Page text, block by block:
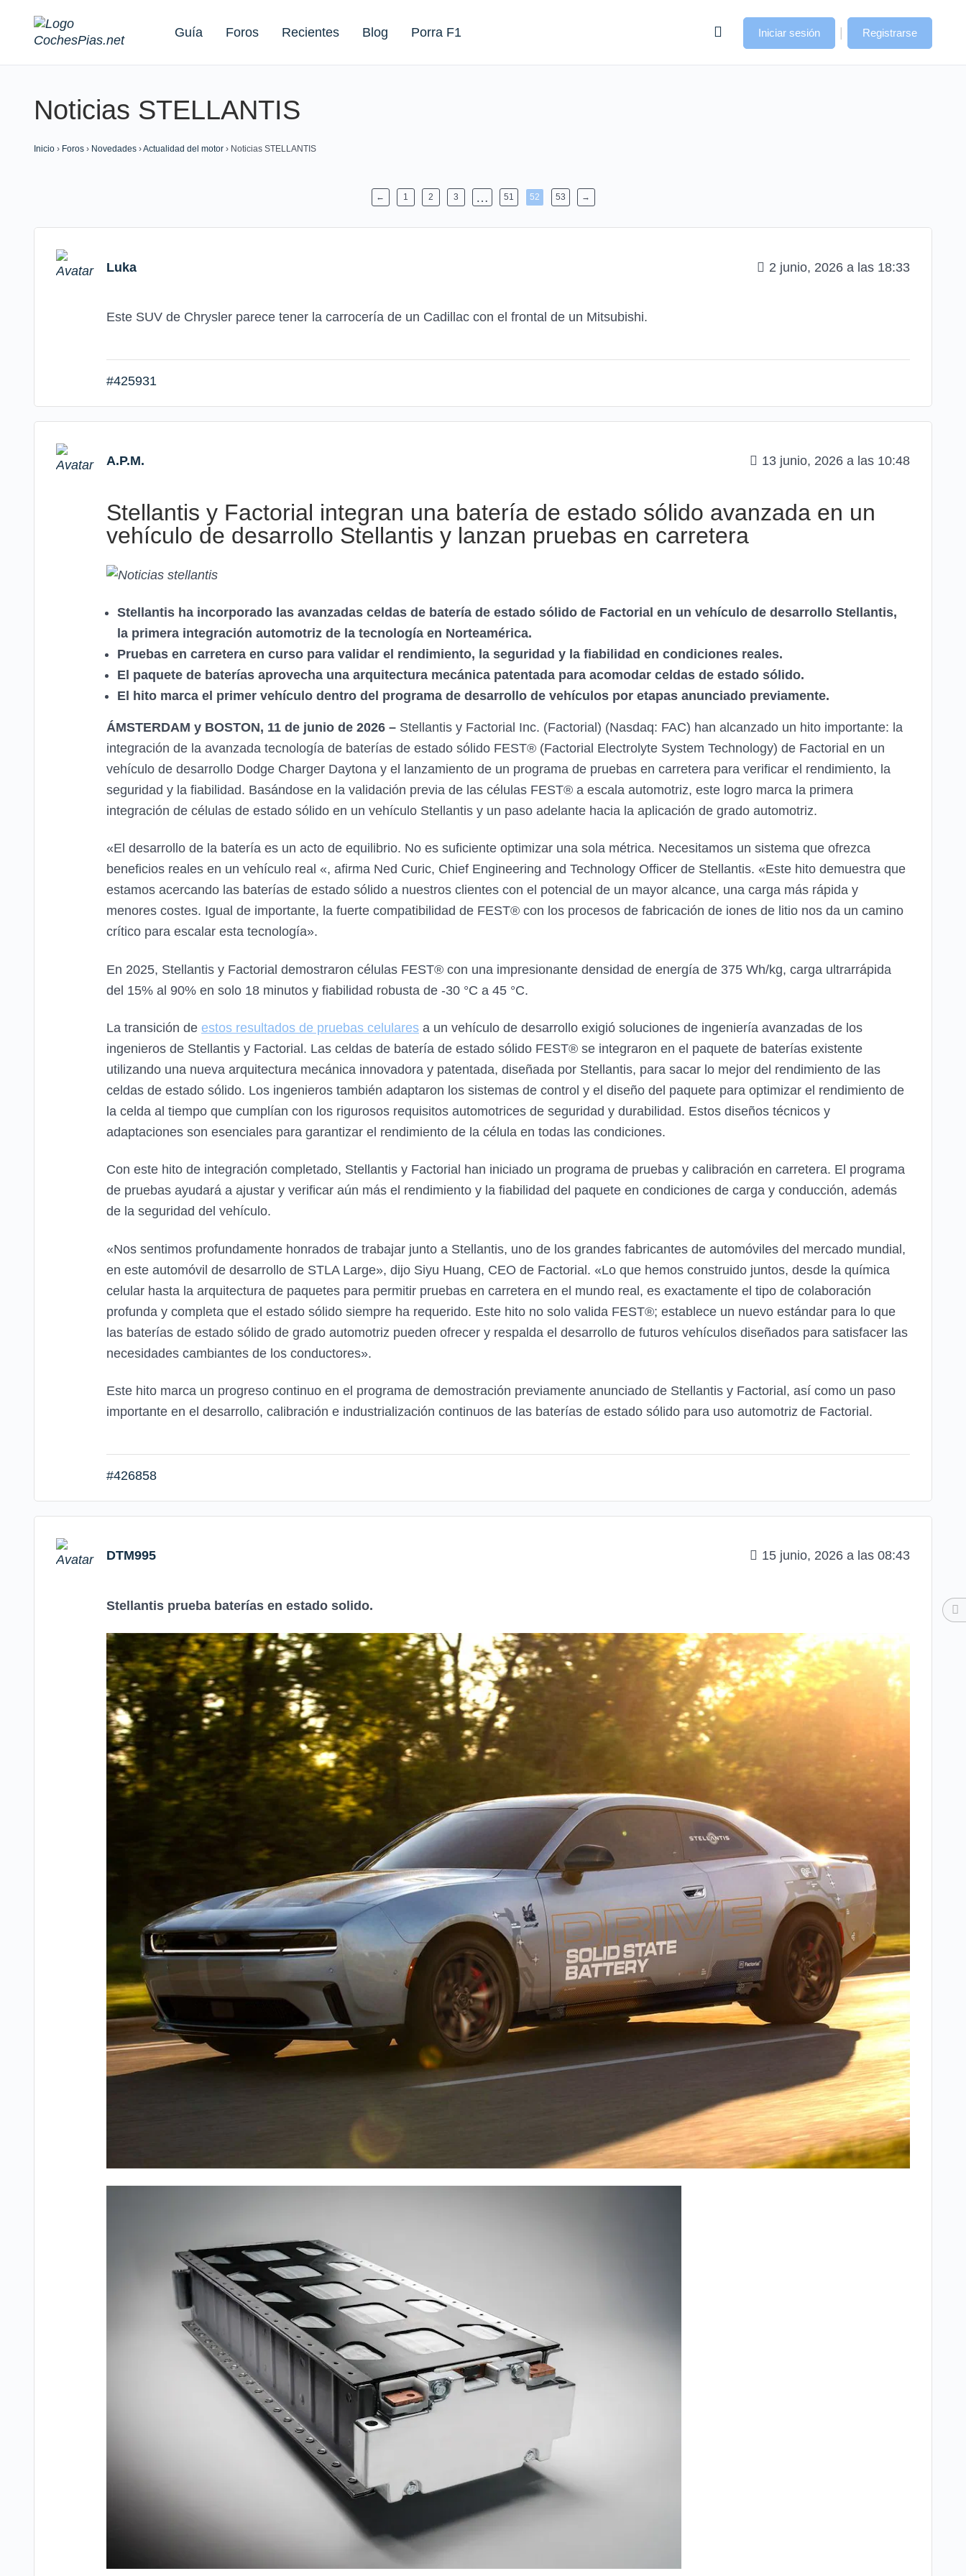
Guía Foros Recientes Blog Porra F1
Buscar:
Iniciar sesión | Registrarse
Noticias STELLANTIS
Inicio › Foros › Novedades ›Actualidad del motor › Noticias STELLANTIS
← 1 2 3 … 51 52 53 →
Luka 2 junio, 2026 a las 18:33
Este SUV de Chrysler parece tener la carrocería de un Cadillac con el frontal de un Mitsubishi.
#425931
A.P.M. 13 junio, 2026 a las 10:48
Stellantis y Factorial integran una batería de estado sólido avanzada en un
vehículo de desarrollo Stellantis y lanzan pruebas en carretera
Stellantis ha incorporado las avanzadas celdas de batería de estado sólido de Factorial en un vehículo de desarrollo Stellantis,
la primera integración automotriz de la tecnología en Norteamérica.
Pruebas en carretera en curso para validar el rendimiento, la seguridad y la fiabilidad en condiciones reales.
El paquete de baterías aprovecha una arquitectura mecánica patentada para acomodar celdas de estado sólido.
El hito marca el primer vehículo dentro del programa de desarrollo de vehículos por etapas anunciado previamente.
ÁMSTERDAM y BOSTON, 11 de junio de 2026 – Stellantis y Factorial Inc. (Factorial) (Nasdaq: FAC) han alcanzado un hito importante: la
integración de la avanzada tecnología de baterías de estado sólido FEST® (Factorial Electrolyte System Technology) de Factorial en un
vehículo de desarrollo Dodge Charger Daytona y el lanzamiento de un programa de pruebas en carretera para verificar el rendimiento, la
seguridad y la fiabilidad. Basándose en la validación previa de las células FEST® a escala automotriz, este logro marca la primera
integración de células de estado sólido en un vehículo Stellantis y un paso adelante hacia la aplicación de grado automotriz.
«El desarrollo de la batería es un acto de equilibrio. No es suficiente optimizar una sola métrica. Necesitamos un sistema que ofrezca
beneficios reales en un vehículo real «, afirma Ned Curic, Chief Engineering and Technology Officer de Stellantis. «Este hito demuestra que
estamos acercando las baterías de estado sólido a nuestros clientes con el potencial de un mayor alcance, una carga más rápida y
menores costes. Igual de importante, la fuerte compatibilidad de FEST® con los procesos de fabricación de iones de litio nos da un camino
crítico para escalar esta tecnología».
En 2025, Stellantis y Factorial demostraron células FEST® con una impresionante densidad de energía de 375 Wh/kg, carga ultrarrápida
del 15% al 90% en solo 18 minutos y fiabilidad robusta de -30 °C a 45 °C.
La transición de estos resultados de pruebas celulares a un vehículo de desarrollo exigió soluciones de ingeniería avanzadas de los
ingenieros de Stellantis y Factorial. Las celdas de batería de estado sólido FEST® se integraron en el paquete de baterías existente
utilizando una nueva arquitectura mecánica innovadora y patentada, diseñada por Stellantis, para sacar lo mejor del rendimiento de las
celdas de estado sólido. Los ingenieros también adaptaron los sistemas de control y el diseño del paquete para optimizar el rendimiento de
la celda al tiempo que cumplían con los rigurosos requisitos automotrices de seguridad y durabilidad. Estos diseños técnicos y
adaptaciones son esenciales para garantizar el rendimiento de la célula en todas las condiciones.
Con este hito de integración completado, Stellantis y Factorial han iniciado un programa de pruebas y calibración en carretera. El programa
de pruebas ayudará a ajustar y verificar aún más el rendimiento y la fiabilidad del paquete en condiciones de carga y conducción, además
de la seguridad del vehículo.
«Nos sentimos profundamente honrados de trabajar junto a Stellantis, uno de los grandes fabricantes de automóviles del mercado mundial,
en este automóvil de desarrollo de STLA Large», dijo Siyu Huang, CEO de Factorial. «Lo que hemos construido juntos, desde la química
celular hasta la arquitectura de paquetes para permitir pruebas en carretera en el mundo real, es exactamente el tipo de colaboración
profunda y completa que el estado sólido siempre ha requerido. Este hito no solo valida FEST®; establece un nuevo estándar para lo que
las baterías de estado sólido de grado automotriz pueden ofrecer y respalda el desarrollo de futuros vehículos diseñados para satisfacer las
necesidades cambiantes de los conductores».
Este hito marca un progreso continuo en el programa de demostración previamente anunciado de Stellantis y Factorial, así como un paso
importante en el desarrollo, calibración e industrialización continuos de las baterías de estado sólido para uso automotriz de Factorial.
#426858
DTM995 15 junio, 2026 a las 08:43
Stellantis prueba baterías en estado solido.